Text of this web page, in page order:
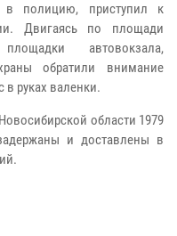
в полицию, приступил к
Двигаясь по площади
автовокзала,
обратили внимание
в руках валенки.
области 1979
и доставлены в